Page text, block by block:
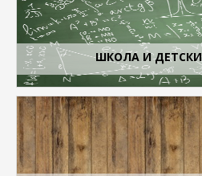
ШКОЛА И